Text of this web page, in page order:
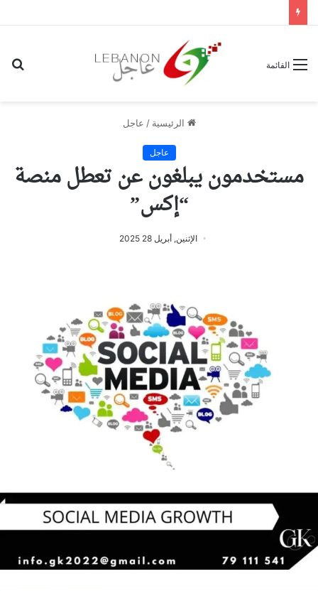
القائمة
الرئيسية / عاجل
عاجل
مستخدمون يبلغون عن تعطل منصة
“إكس”
الإثنين, أبريل 28 2025